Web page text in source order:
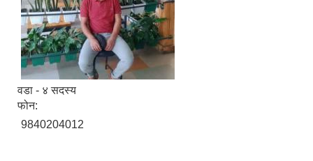
वडा - ४ सदस्य
फोन:
9840204012